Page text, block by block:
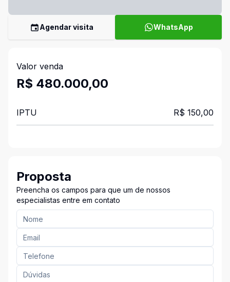
Agendar visita WhatsApp
Valor venda
R$ 480.000,00
IPTU R$ 150,00
Proposta
Preencha os campos para que um de nossos
especialistas entre em contato